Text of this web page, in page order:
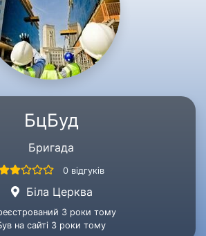
БцБуд
Бригада
0 відгуків
Біла Церква
3 роки тому
на сайті 3 роки тому